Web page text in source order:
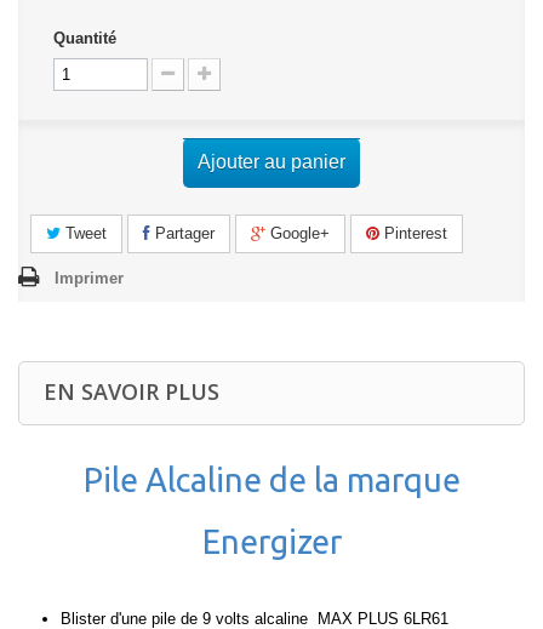
Quantité
Ajouter au panier
Tweet Partager Google+ Pinterest
Imprimer
EN SAVOIR PLUS
Pile Alcaline de la marque
Energizer
Blister d'une pile de 9 volts alcaline MAX PLUS 6LR61